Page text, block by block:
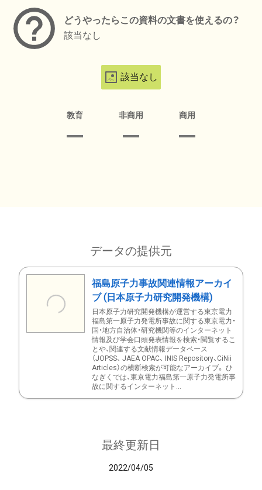
どうやったらこの資料の文書を使えるの？
該当なし
該当なし
教育 非商用 商用
データの提供元
福島原子力事故関連情報アーカイ
ブ (日本原子力研究開発機構)
日本原子力研究開発機構が運営する東京電力
福島第一原子力発電所事故に関する東京電力・
国・地方自治体・研究機関等のインターネット
情報及び学会口頭発表情報を検索・閲覧するこ
とや、関連する文献情報データベース
（JOPSS、 JAEA OPAC、 INIS Repository、CiNii
Articles）の横断検索が可能なアーカイブ。 ひ
なぎくでは、東京電力福島第一原子力発電所事
故に関するインターネット...
最終更新日
2022/04/05